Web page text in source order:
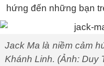
hứng đến những bạn
Jack Ma là niềm cảm
Khánh Linh. (Ảnh: Duy